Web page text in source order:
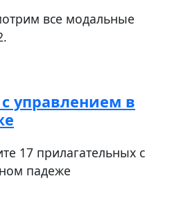
все модальные
управлением в
17 прилагательных с
падеже